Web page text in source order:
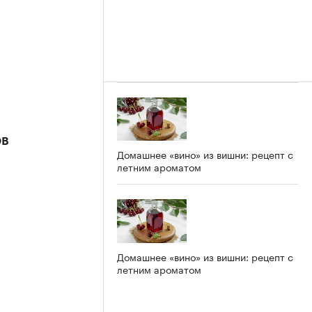
Домашнее «вино» из вишни: рецепт с
летним ароматом
Домашнее «вино» из вишни: рецепт с
летним ароматом